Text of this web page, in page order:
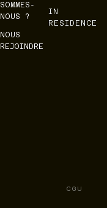
SOMMES-
NOUS ?
NOUS
REJOINDRE
IN
RESIDENCE
CGU